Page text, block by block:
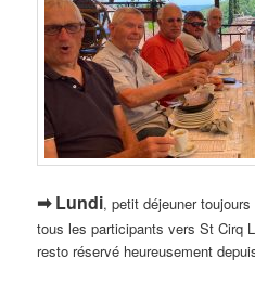
➡ Lundi, petit déjeuner
tous les participants vers St Cirq
resto réservé heureusement